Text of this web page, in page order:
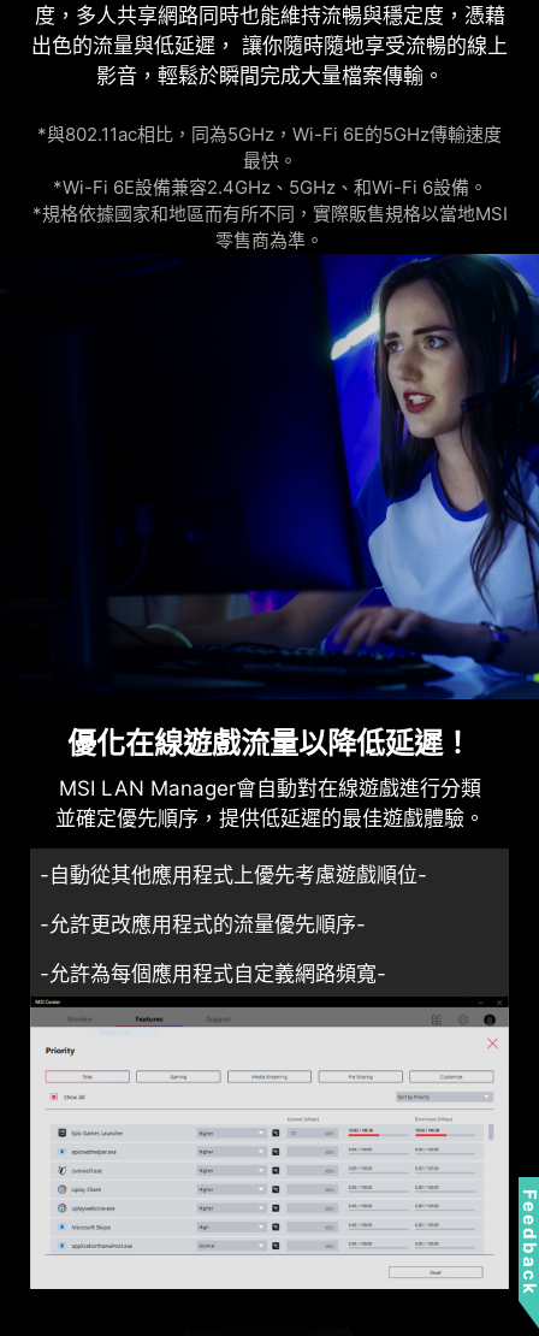
度，多人共享網路同時也能維持流暢與穩定度，憑藉
出色的流量與低延遲， 讓你隨時隨地享受流暢的線上
影音，輕鬆於瞬間完成大量檔案傳輸。
*與802.11ac相比，同為5GHz，Wi-Fi 6E的5GHz傳輸速度
最快。
*Wi-Fi 6E設備兼容2.4GHz、5GHz、和Wi-Fi 6設備。
*規格依據國家和地區而有所不同，實際販售規格以當地MSI
零售商為準。
優化在線遊戲流量以降低延遲！
MSI LAN Manager會自動對在線遊戲進行分類
並確定優先順序，提供低延遲的最佳遊戲體驗。
-自動從其他應用程式上優先考慮遊戲順位-
-允許更改應用程式的流量優先順序-
-允許為每個應用程式自定義網路頻寬-